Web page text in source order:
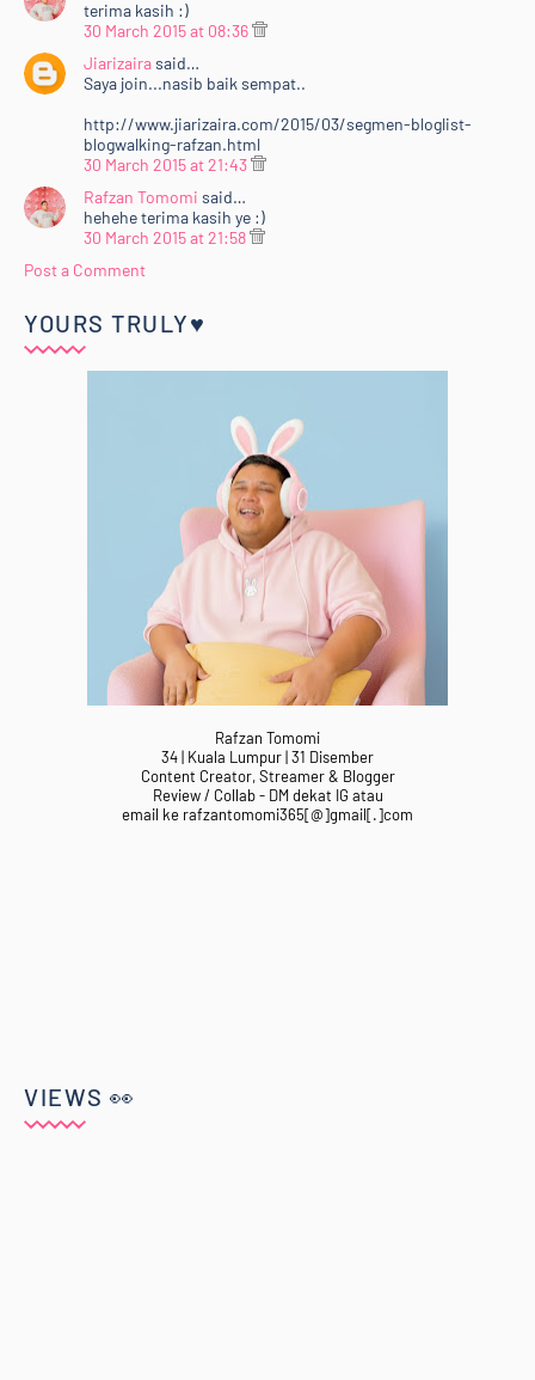
terima kasih :)
30 March 2015 at 08:36
Jiarizairasaid…
Saya join...nasib baik sempat..
http://www.jiarizaira.com/2015/03/segmen-bloglist-
blogwalking-rafzan.html
30 March 2015 at 21:43
Rafzan Tomomi said…
hehehe terima kasih ye :)
30 March 2015 at 21:58
Post a Comment
YOURS TRULY♥
Rafzan Tomomi
34 | Kuala Lumpur | 31 Disember
Content Creator, Streamer & Blogger
Review / Collab - DM dekat IG atau
email ke rafzantomomi365[@]gmail[.]com
VIEWS 👀